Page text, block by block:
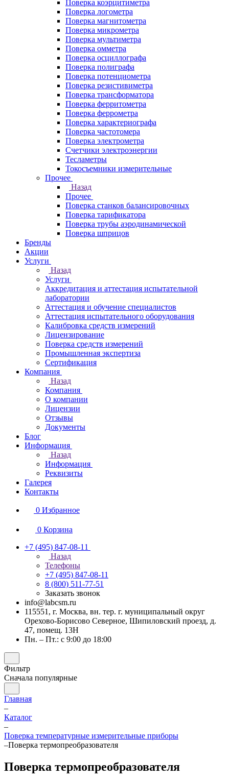
Поверка коэрцитиметра
Поверка логометра
Поверка магнитометра
Поверка микрометра
Поверка мультиметра
Поверка омметра
Поверка осциллографа
Поверка полиграфа
Поверка потенциометра
Поверка резистивиметра
Поверка трансформатора
Поверка ферритометра
Поверка феррометра
Поверка характериографа
Поверка частотомера
Поверка электрометра
Счетчики электроэнергии
Тесламетры
Токосъемники измерительные
Прочее
Назад
Прочее
Поверка станков балансировочных
Поверка тарификатора
Поверка трубы аэродинамической
Поверка шприцов
Бренды
Акции
Услуги
Назад
Услуги
Аккредитация и аттестация испытательной
лаборатории
Аттестация и обучение специалистов
Аттестация испытательного оборудования
Калибровка средств измерений
Лицензирование
Поверка средств измерений
Промышленная экспертиза
Сертификация
Компания
Назад
Компания
О компании
Лицензии
Отзывы
Документы
Блог
Информация
Назад
Информация
Реквизиты
Галерея
Контакты
0 Избранное
0 Корзина
+7 (495) 847-08-11
Назад
Телефоны
+7 (495) 847-08-11
8 (800) 511-77-51
Заказать звонок
info@labcsm.ru
115551, г. Москва, вн. тер. г. муниципальный округ
Орехово-Борисово Северное, Шипиловский проезд, д.
47, помещ. 13Н
Пн. – Пт.: с 9:00 до 18:00
Фильтр
Сначала популярные
Главная
–
Каталог
–
Поверка температурные измерительные приборы
–Поверка термопреобразователя
Поверка термопреобразователя